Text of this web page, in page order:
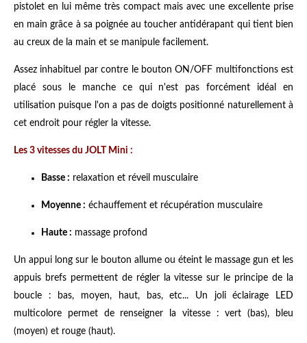
pistolet en lui même très compact mais avec une excellente prise
en main grâce à sa poignée au toucher antidérapant qui tient bien
au creux de la main et se manipule facilement.
Assez inhabituel par contre le bouton ON/OFF multifonctions est
placé sous le manche ce qui n'est pas forcément idéal en
utilisation puisque l'on a pas de doigts positionné naturellement à
cet endroit pour régler la vitesse.
Les 3 vitesses du JOLT Mini :
Basse : relaxation et réveil musculaire
Moyenne : échauffement et récupération musculaire
Haute : massage profond
Un appui long sur le bouton allume ou éteint le massage gun et les
appuis brefs permettent de régler la vitesse sur le principe de la
boucle : bas, moyen, haut, bas, etc... Un joli éclairage LED
multicolore permet de renseigner la vitesse : vert (bas), bleu
(moyen) et rouge (haut).